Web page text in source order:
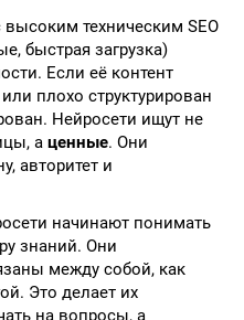
высоким техническим SEO
быстрая загрузка)
Если её контент
плохо структурирован
Нейросети ищут не
а ценные. Они
авторитет и
начинают понимать
знаний. Они
между собой, как
Это делает их
на вопросы, а